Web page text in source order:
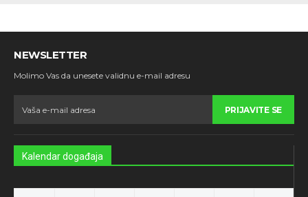
NEWSLETTER
Molimo Vas da unesete validnu e-mail adresu
PRIJAVITE SE
Kalendar događaja